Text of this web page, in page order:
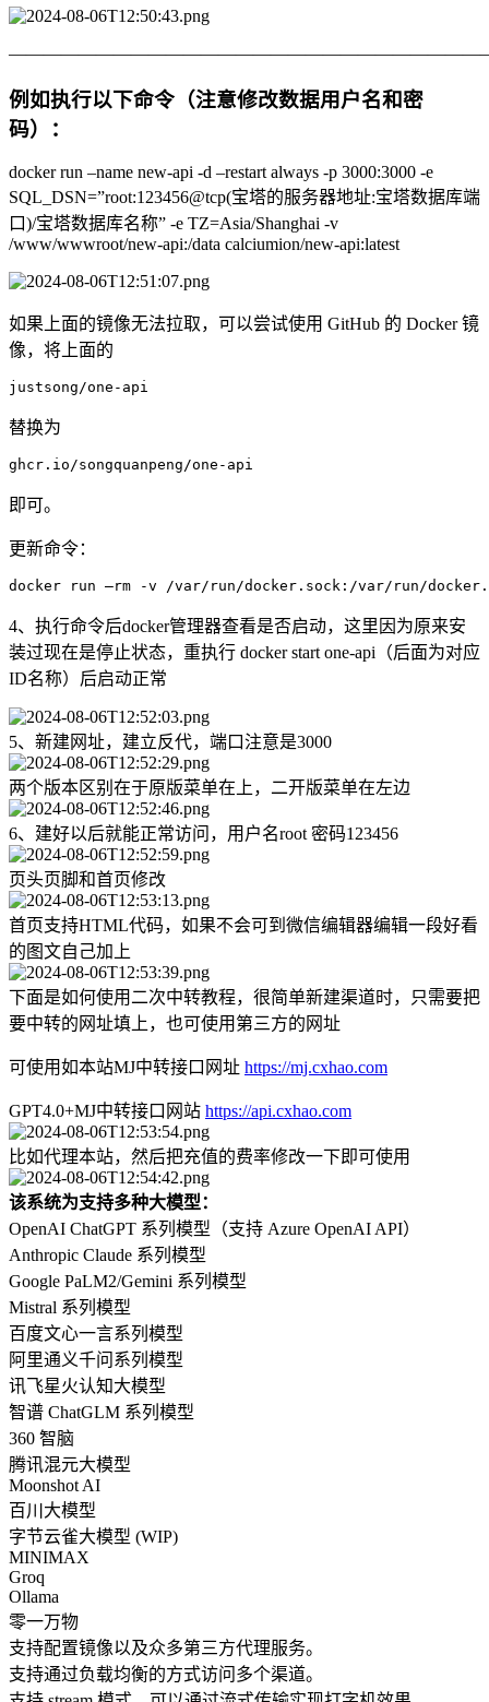
例如执行以下命令（注意修改数据用户名和密
码）：
docker run –name new-api -d –restart always -p 3000:3000 -e
SQL_DSN=”root:123456@tcp(宝塔的服务器地址:宝塔数据库端
口)/宝塔数据库名称” -e TZ=Asia/Shanghai -v
/www/wwwroot/new-api:/data calciumion/new-api:latest
如果上面的镜像无法拉取，可以尝试使用 GitHub 的 Docker 镜
像，将上面的
justsong/one-api
替换为
ghcr.io/songquanpeng/one-api
即可。
更新命令：
docker run –rm -v /var/run/docker.sock:/var/run/
4、执行命令后docker管理器查看是否启动，这里因为原来安
装过现在是停止状态，重执行 docker start one-api（后面为对应
ID名称）后启动正常
5、新建网址，建立反代，端口注意是3000
两个版本区别在于原版菜单在上，二开版菜单在左边
6、建好以后就能正常访问，用户名root 密码123456
页头页脚和首页修改
首页支持HTML代码，如果不会可到微信编辑器编辑一段好看
的图文自己加上
下面是如何使用二次中转教程，很简单新建渠道时，只需要把
要中转的网址填上，也可使用第三方的网址
可使用如本站MJ中转接口网址 https://mj.cxhao.com
GPT4.0+MJ中转接口网站 https://api.cxhao.com
比如代理本站，然后把充值的费率修改一下即可使用
该系统为支持多种大模型：
OpenAI ChatGPT 系列模型（支持 Azure OpenAI API）
Anthropic Claude 系列模型
Google PaLM2/Gemini 系列模型
Mistral 系列模型
百度文心一言系列模型
阿里通义千问系列模型
讯飞星火认知大模型
智谱 ChatGLM 系列模型
360 智脑
腾讯混元大模型
Moonshot AI
百川大模型
字节云雀大模型 (WIP)
MINIMAX
Groq
Ollama
零一万物
支持配置镜像以及众多第三方代理服务。
支持通过负载均衡的方式访问多个渠道。